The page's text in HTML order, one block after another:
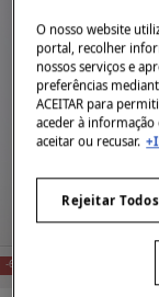
-62%
O nosso website
portal, recolher
nossos serviços e
preferências
ACEITAR para
aceder à informação
aceitar ou recusar.
Rejeitar Todos